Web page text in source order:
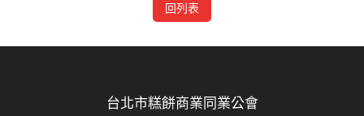
回列表
台北市糕餅商業同業公會